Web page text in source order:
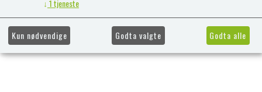
↓ 1tjeneste
Kun nødvendige Godta valgte Godta alle